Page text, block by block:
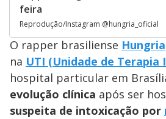
feira
Reprodução/Instagram @hungria_oficial
O rapper brasiliense Hungria
na UTI (Unidade de Terapia
hospital particular em
evolução clínica após ser
suspeita de intoxicação por